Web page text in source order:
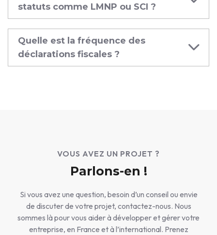
statuts comme LMNP ou SCI ?
Quelle est la fréquence des
déclarations fiscales ?
VOUS AVEZ UN PROJET ?
Parlons-en !
Si vous avez une question, besoin d’un conseil ou envie
de discuter de votre projet, contactez-nous. Nous
sommes là pour vous aider à développer et gérer votre
entreprise, en France et à l’international. Prenez